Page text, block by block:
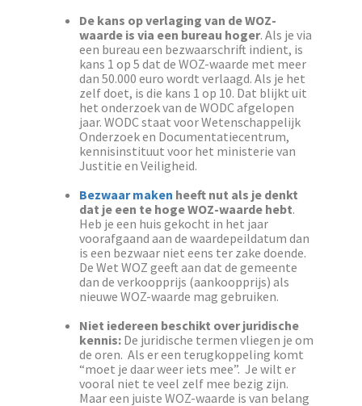
De kans op verlaging van de WOZ-
waarde is via een bureau hoger. Als je via
een bureau een bezwaarschrift indient, is
kans 1 op 5 dat de WOZ-waarde met meer
dan 50.000 euro wordt verlaagd. Als je het
zelf doet, is die kans 1 op 10. Dat blijkt uit
het onderzoek van de WODC afgelopen
jaar. WODC staat voor Wetenschappelijk
Onderzoek en Documentatiecentrum,
kennisinstituut voor het ministerie van
Justitie en Veiligheid.
Bezwaar maken heeft nut als je denkt
dat je een te hoge WOZ-waarde hebt.
Heb je een huis gekocht in het jaar
voorafgaand aan de waardepeildatum dan
is een bezwaar niet eens ter zake doende.
De Wet WOZ geeft aan dat de gemeente
dan de verkoopprijs (aankoopprijs) als
nieuwe WOZ-waarde mag gebruiken.
Niet iedereen beschikt over juridische
kennis: De juridische termen vliegen je om
de oren. Als er een terugkoppeling komt
“moet je daar weer iets mee”. Je wilt er
vooral niet te veel zelf mee bezig zijn.
Maar een juiste WOZ-waarde is van belang